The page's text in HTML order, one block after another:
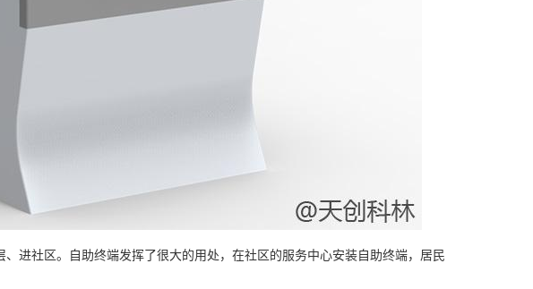
进社区。自助终端发挥了很大的用处，在社区的服务中心安装自助终端，居民